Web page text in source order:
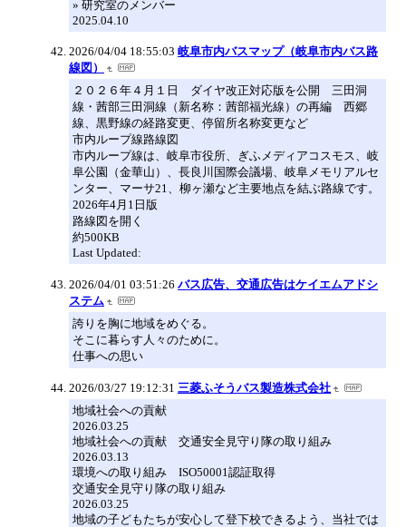
» 研究室のメンバー
2025.04.10
2026/04/04 18:55:03 岐阜市内バスマップ（岐阜市内バス路
線図）
２０２６年４月１日 ダイヤ改正対応版を公開 三田洞
線・茜部三田洞線（新名称：茜部福光線）の再編 西郷
線、黒野線の経路変更、停留所名称変更など
市内ループ線路線図
市内ループ線は、岐阜市役所、ぎふメディアコスモス、岐
阜公園（金華山）、長良川国際会議場、岐阜メモリアルセ
ンター、マーサ21、柳ヶ瀬など主要地点を結ぶ路線です。
2026年4月1日版
路線図を開く
約500KB
Last Updated:
2026/04/01 03:51:26 バス広告、交通広告はケイエムアドシ
ステム
誇りを胸に地域をめぐる。
そこに暮らす人々のために。
仕事への思い
2026/03/27 19:12:31 三菱ふそうバス製造株式会社
地域社会への貢献
2026.03.25
地域社会への貢献 交通安全見守り隊の取り組み
2026.03.13
環境への取り組み ISO50001認証取得
交通安全見守り隊の取り組み
2026.03.25
地域の子どもたちが安心して登下校できるよう、当社では